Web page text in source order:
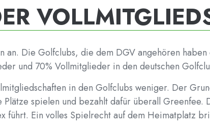
an. Die Golfclubs, die dem DGV angehören
und 70% Vollmitglieder in den deutschen
in den Golfclubs weniger. Der
spielen und bezahlt dafür überall
Ein volles Spielrecht auf dem Heimatplatz